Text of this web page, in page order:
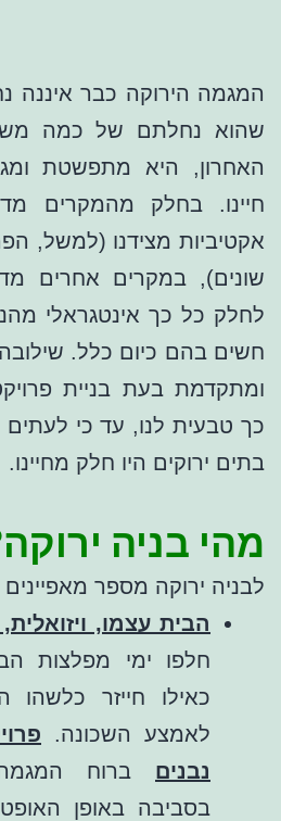
המגמה הירוקה כבר איננה
שהוא נחלתם של כמה
האחרון, היא מתפשטת
חיינו. בחלק מהמקרים
אקטיביות מצידנו (למשל,
שונים), במקרים אחרים
לחלק כל כך אינטגראלי
חשים בהם כיום כלל.
ומתקדמת בעת בניית
כך טבעית לנו, עד כי
בתים ירוקים היו חלק מחיינו.
מהי בניה
לבניה ירוקה מספר
הבית עצמו,
חלפו ימי מפלצות
כאילו חייזר כלשהו
לאמצע השכונה.
נבנים ברוח
בסביבה באופן